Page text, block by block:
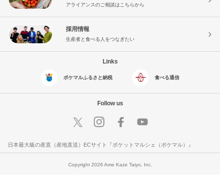
アライアンスのご相談はこちらから
採用情報
生産者と食べる人をつなぎたい
Links
ポケマルふるさと納税 食べる通信
Follow us
日本最大級の産直（産地直送）ECサイト『ポケットマルシェ（ポケマル）』
Copyright 2026 Ame Kaze Taiyo, Inc.